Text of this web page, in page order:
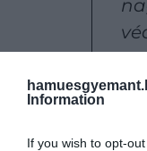
Information
If you wish to opt-